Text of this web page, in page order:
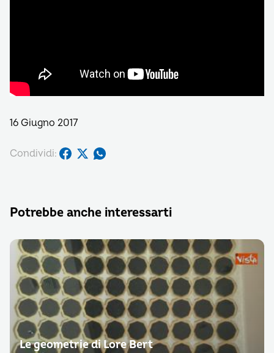
16 Giugno 2017
Condividi:
Potrebbe anche interessarti
Le geometrie di Lore Bert